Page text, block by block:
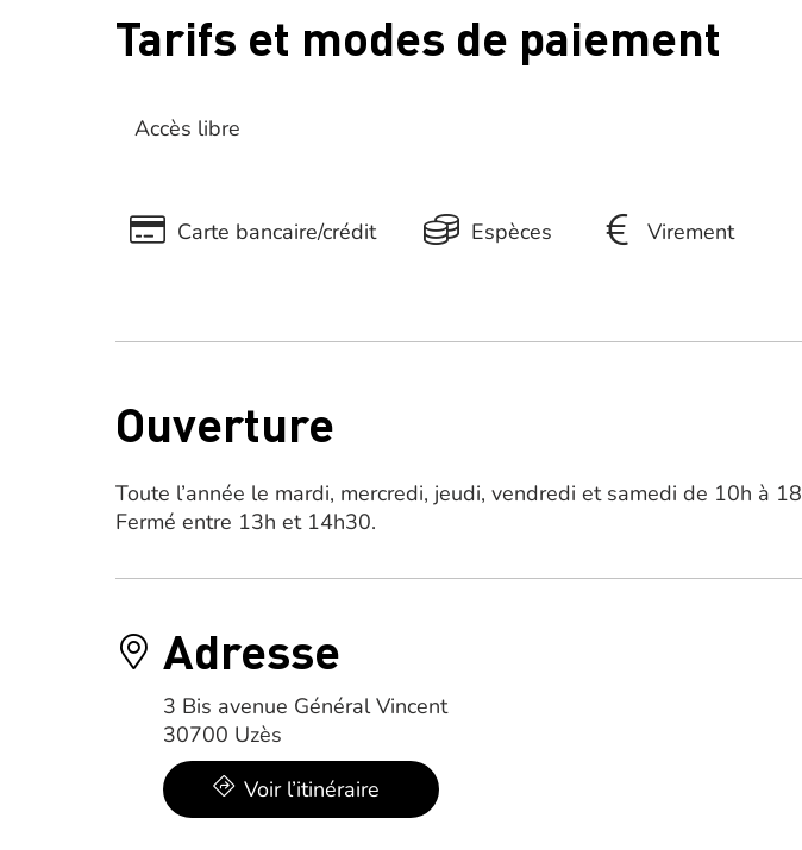
Tarifs et modes de paiement
Accès libre
Carte bancaire/crédit Espèces Virement
Ouverture
Toute l’année le mardi, mercredi, jeudi, vendredi et samedi de 10h à
Fermé entre 13h et 14h30.
Adresse
3 Bis avenue Général Vincent
30700 Uzès
Voir l’itinéraire